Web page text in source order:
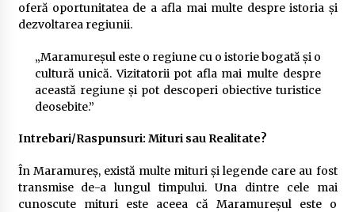
oferă oportunitatea de a afla mai multe despre istoria și
dezvoltarea regiunii.
„Maramureșul este o regiune cu o istorie bogată și o
cultură unică. Vizitatorii pot afla mai multe despre
această regiune și pot descoperi obiective turistice
deosebite.”
Intrebari/Raspunsuri: Mituri sau Realitate?
În Maramureș, există multe mituri și legende care au fost
transmise de-a lungul timpului. Una dintre cele mai
cunoscute mituri este aceea că Maramureșul este o